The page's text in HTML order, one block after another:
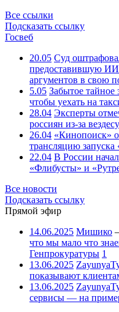
Все ссылки
Подсказать ссылку
Госвеб
20.05 Суд
предоставившую
аргументов в свою
5.05 Забытое
чтобы уехать на
28.04 Эксперты
россиян из-за
26.04 «Кинопоиск»
трансляцию запуска
22.04 В России
«Флибусты» и
Все новости
Подсказать ссылку
Прямой эфир
14.06.2025 Мишико
что мы мало что
Генпрокуратуры 1
13.06.2025
показывают
13.06.2025
сервисы — на